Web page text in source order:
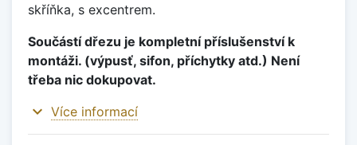
skříňka, s excentrem.
Součástí dřezu je kompletní příslušenství k
montáži. (výpusť, sifon, příchytky atd.) Není
třeba nic dokupovat.
expand_more Více informací